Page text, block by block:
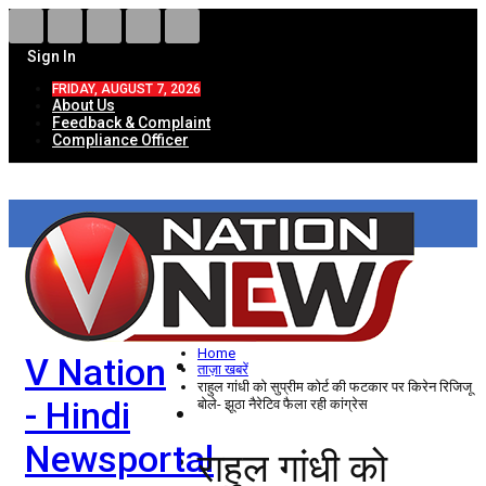
Sign In
FRIDAY, AUGUST 7, 2026
About Us
Feedback & Complaint
Compliance Officer
V Nation
- Hindi
Newsportal
HOME
ताज़ा खबरें
देश
विदेश
राज्य
उत्तर प्रदेश
Home
ताज़ा खबरें
राहुल गांधी को सुप्रीम कोर्ट की फटकार पर किरेन रिजिजू
बोले- झूठा नैरेटिव फैला रही कांग्रेस
राहुल गांधी को